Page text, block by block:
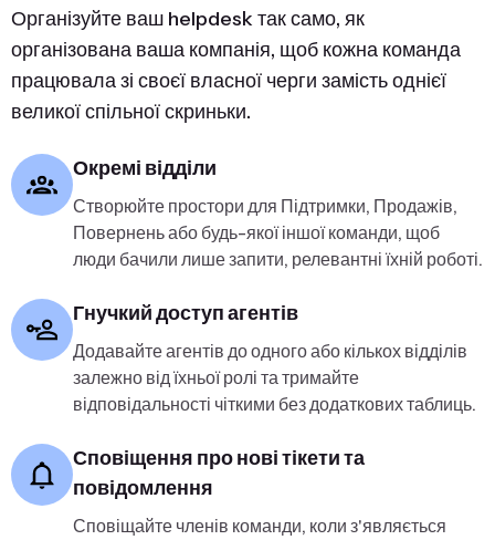
Організуйте ваш helpdesk так само, як
організована ваша компанія, щоб кожна команда
працювала зі своєї власної черги замість однієї
великої спільної скриньки.
Окремі відділи
Створюйте простори для Підтримки, Продажів,
Повернень або будь-якої іншої команди, щоб
люди бачили лише запити, релевантні їхній роботі.
Гнучкий доступ агентів
Додавайте агентів до одного або кількох відділів
залежно від їхньої ролі та тримайте
відповідальності чіткими без додаткових таблиць.
Сповіщення про нові тікети та
повідомлення
Сповіщайте членів команди, коли з'являється